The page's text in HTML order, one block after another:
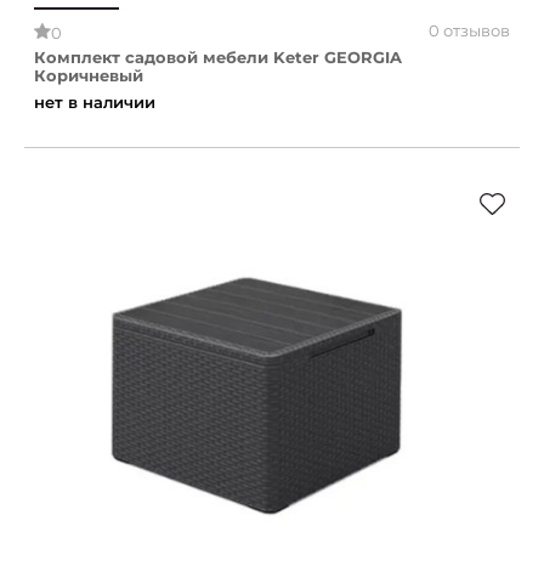
0
0 отзывов
Комплект садовой мебели Keter GEORGIA
Коричневый
нет в наличии